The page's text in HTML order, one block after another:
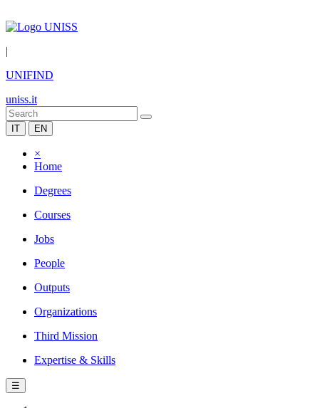
|
UNIFIND
uniss.it
IT EN
×
Home
Degrees
Courses
Jobs
People
Outputs
Organizations
Third Mission
Expertise & Skills
☰